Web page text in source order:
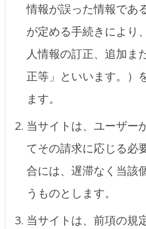
情報が誤った情報であ
が定める手続きにより
人情報の訂正、追加ま
正等」といいます。）
ます。
当サイトは、ユーザー
てその請求に応じる必
合には、遅滞なく当該
うものとします。
当サイトは、前項の規